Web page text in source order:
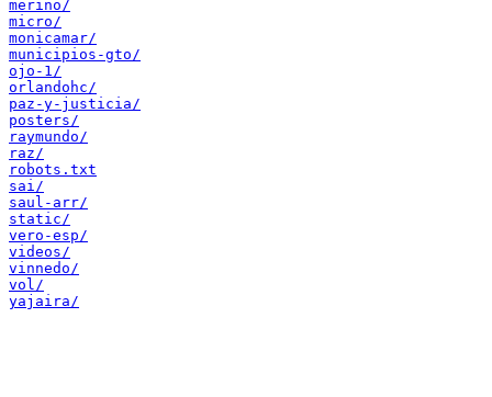
merino/
micro/
monicamar/
municipios-gto/
ojo-1/
orlandohc/
paz-y-justicia/
posters/
raymundo/
raz/
robots.txt
sai/
saul-arr/
static/
vero-esp/
videos/
vinnedo/
vol/
yajaira/